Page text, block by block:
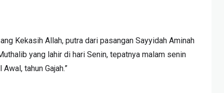
Kekasih Allah, putra dari pasangan Sayyidah Aminah
yang lahir di hari Senin, tepatnya malam senin
tahun Gajah.”